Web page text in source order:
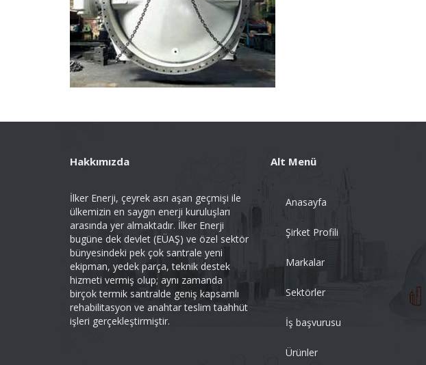
Hakkımızda
İlker Enerji, çeyrek asrı aşan geçmişi ile
ülkemizin en saygın enerji kuruluşları
arasında yer almaktadır. İlker Enerji
bugüne dek devlet (EÜAŞ) ve özel sektör
bünyesindeki pek çok santrale yeni
ekipman, yedek parça, teknik destek
hizmeti vermiş olup; aynı zamanda
birçok termik santralde geniş kapsamlı
rehabilitasyon ve anahtar teslim taahhüt
işleri gerçekleştirmiştir.
Alt Menü
Anasayfa
Şirket Profili
Markalar
Sektörler
İş başvurusu
Ürünler